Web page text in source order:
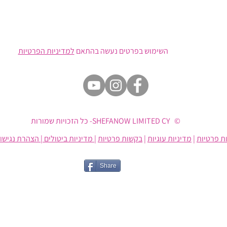
השימוש בפרטים נעשה בהתאם למדיניות הפרטיות
© SHEFANOW LIMITED CY- כל הזכויות שמורות
פרטיות| מדיניות עוגיות|בקשות פרטיות| מדיניות ביטולים | הצהרת
Share